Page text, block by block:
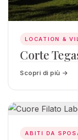
LOCATION &
Corte
Scopri di più →
ABITI DA